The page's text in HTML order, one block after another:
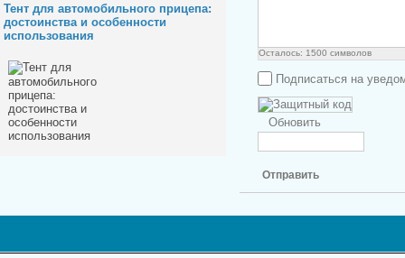
Тент для автомобильного прицепа:
достоинства и особенности
использования
Осталось: 1500 символов
Подписаться на
Обновить
Отправить